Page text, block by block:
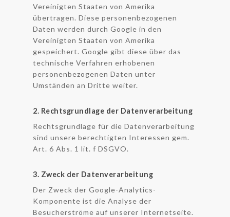
Vereinigten Staaten von Amerika
übertragen. Diese personenbezogenen
Daten werden durch Google in den
Vereinigten Staaten von Amerika
gespeichert. Google gibt diese über das
technische Verfahren erhobenen
personenbezogenen Daten unter
Umständen an Dritte weiter.
2. Rechtsgrundlage der Datenverarbeitung
Rechtsgrundlage für die Datenverarbeitung
sind unsere berechtigten Interessen gem.
Art. 6 Abs. 1 lit. f DSGVO.
3. Zweck der Datenverarbeitung
Der Zweck der Google-Analytics-
Komponente ist die Analyse der
Besucherströme auf unserer Internetseite.